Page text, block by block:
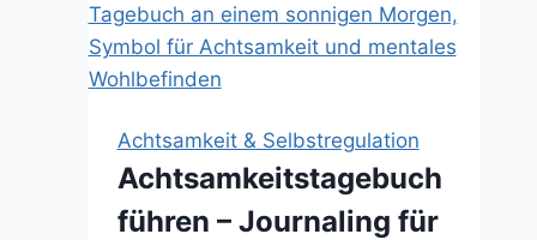
Kontrolle
zurückgewinnen
Stressmomenten
Achtsamkeit & Selbstregulation
Achtsamkeitstagebuch
führen – Journaling für